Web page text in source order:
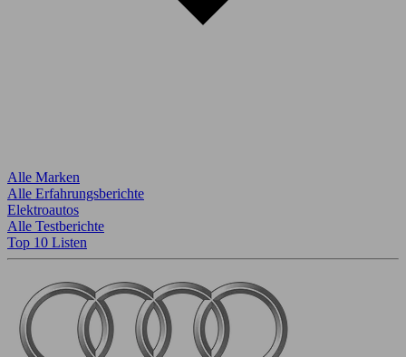
Alle Marken
Alle Erfahrungsberichte
Elektroautos
Alle Testberichte
Top 10 Listen